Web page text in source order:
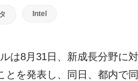
Intel
は8月31日、新成長分野に
とを発表し、同日、都内で